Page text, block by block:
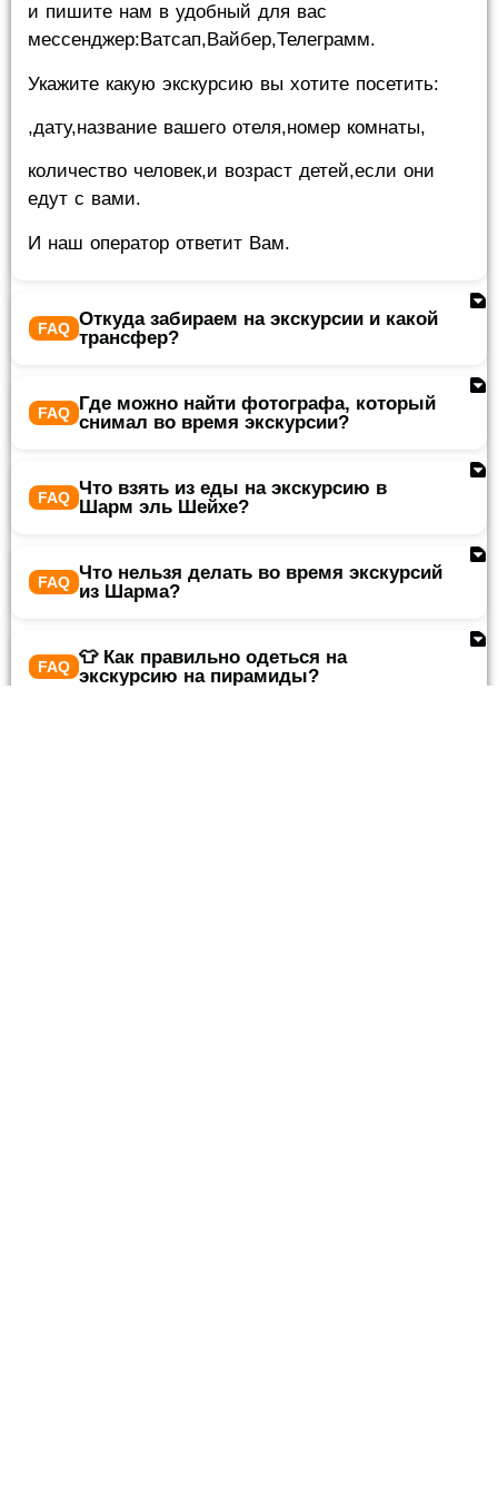
и пишите нам в удобный для вас
мессенджер:Ватсап,Вайбер,Телеграмм.
Укажите какую экскурсию вы хотите посетить:
,дату,название вашего отеля,номер комнаты,
количество человек,и возраст детей,если они
едут с вами.
И наш оператор ответит Вам.
Откуда забираем на экскурсии и какой
трансфер?
Где можно найти фотографа, который
снимал во время экскурсии?
Что взять из еды на экскурсию в
Шарм эль Шейхе?
Что нельзя делать во время экскурсий
из Шарма?
👕 Как правильно одеться на
экскурсию на пирамиды?